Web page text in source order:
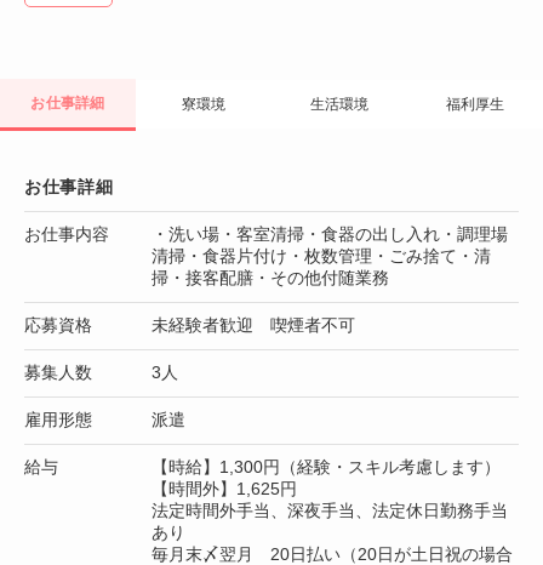
お仕事詳細 寮環境 生活環境 福利厚生
お仕事詳細
お仕事内容
・洗い場・客室清掃・食器の出し入れ・調理場
清掃・食器片付け・枚数管理・ごみ捨て・清
掃・接客配膳・その他付随業務
応募資格 未経験者歓迎 喫煙者不可
募集人数 3人
雇用形態 派遣
給与
【時給】1,300円（経験・スキル考慮します）
【時間外】1,625円
法定時間外手当、深夜手当、法定休日勤務手当
あり
毎月末〆翌月 20日払い（20日が土日祝の場合